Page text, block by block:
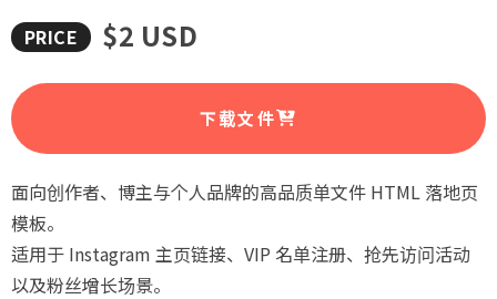
$2 USD
下载文件
面向创作者、博主与个人品牌的高品质单文件 HTML 落地页
模板。
适用于 Instagram 主页链接、VIP 名单注册、抢先访问活动
以及粉丝增长场景。